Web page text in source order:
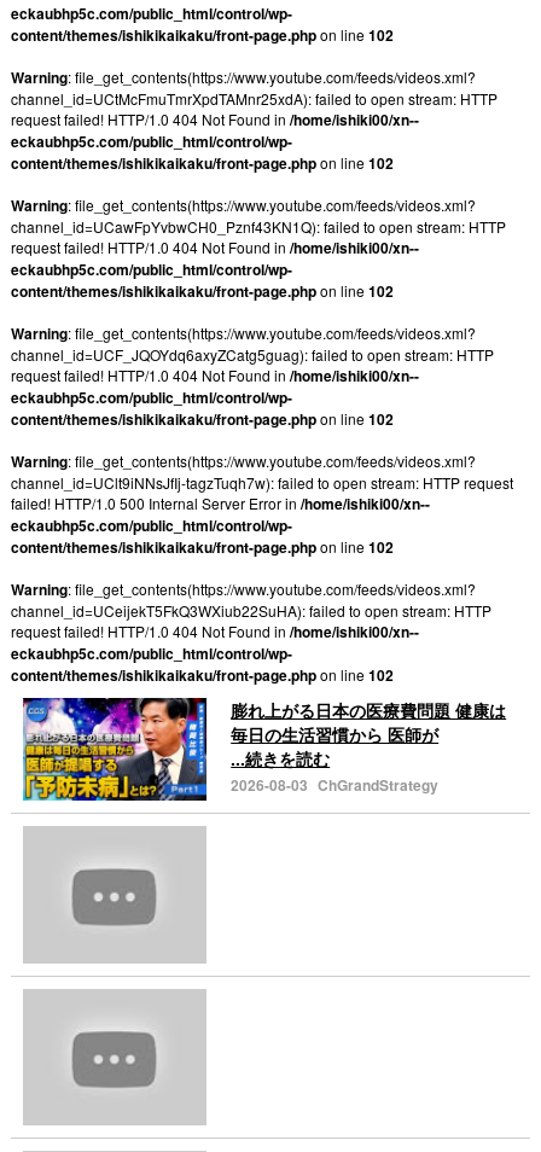
eckaubhp5c.com/public_html/control/wp-
content/themes/ishikikaikaku/front-page.phpon line102
Warning: file_get_contents(https://www.youtube.com/feeds/videos.xml?
channel_id=UCtMcFmuTmrXpdTAMnr25xdA): failed to open stream: HTTP
request failed! HTTP/1.0 404 Not Found in /home/ishiki00/xn--
eckaubhp5c.com/public_html/control/wp-
content/themes/ishikikaikaku/front-page.phpon line102
Warning: file_get_contents(https://www.youtube.com/feeds/videos.xml?
channel_id=UCawFpYvbwCH0_Pznf43KN1Q): failed to open stream: HTTP
request failed! HTTP/1.0 404 Not Found in /home/ishiki00/xn--
eckaubhp5c.com/public_html/control/wp-
content/themes/ishikikaikaku/front-page.phpon line102
Warning: file_get_contents(https://www.youtube.com/feeds/videos.xml?
channel_id=UCF_JQOYdq6axyZCatg5guag): failed to open stream: HTTP
request failed! HTTP/1.0 404 Not Found in /home/ishiki00/xn--
eckaubhp5c.com/public_html/control/wp-
content/themes/ishikikaikaku/front-page.phpon line102
Warning: file_get_contents(https://www.youtube.com/feeds/videos.xml?
channel_id=UClt9iNNsJfIj-tagzTuqh7w): failed to open stream: HTTP request
failed! HTTP/1.0 500 Internal Server Error in /home/ishiki00/xn--
eckaubhp5c.com/public_html/control/wp-
content/themes/ishikikaikaku/front-page.phpon line102
Warning: file_get_contents(https://www.youtube.com/feeds/videos.xml?
channel_id=UCeijekT5FkQ3WXiub22SuHA): failed to open stream: HTTP
request failed! HTTP/1.0 404 Not Found in /home/ishiki00/xn--
eckaubhp5c.com/public_html/control/wp-
content/themes/ishikikaikaku/front-page.phpon line102
膨れ上がる日本の医療費問題 健康は
毎日の生活習慣から 医師が
...続きを読む
2026-08-03 ChGrandStrategy